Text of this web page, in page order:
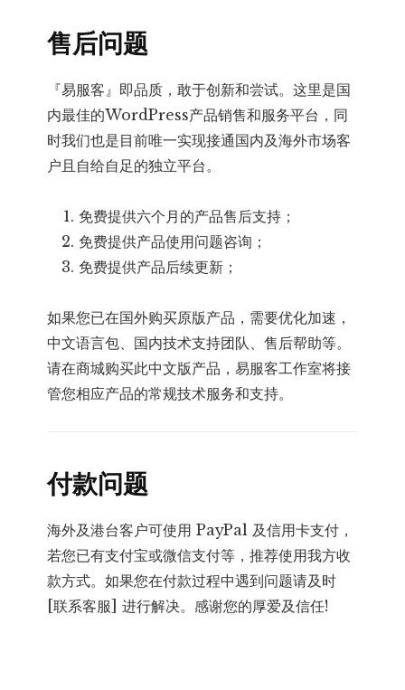
售后问题
『易服客』即品质，敢于创新和尝试。这里是国
内最佳的WordPress产品销售和服务平台，同
时我们也是目前唯一实现接通国内及海外市场客
户且自给自足的独立平台。
免费提供六个月的产品售后支持；
免费提供产品使用问题咨询；
免费提供产品后续更新；
如果您已在国外购买原版产品，需要优化加速，
中文语言包、国内技术支持团队、售后帮助等。
请在商城购买此中文版产品，易服客工作室将接
管您相应产品的常规技术服务和支持。
付款问题
海外及港台客户可使用 PayPal 及信用卡支付，
若您已有支付宝或微信支付等，推荐使用我方收
款方式。如果您在付款过程中遇到问题请及时
[联系客服] 进行解决。感谢您的厚爱及信任!